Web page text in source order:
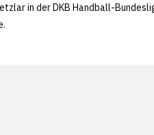
in der DKB Handball-